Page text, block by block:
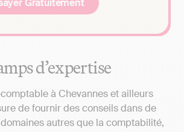
d’expertise
à Chevannes et ailleurs
de fournir des conseils dans de
autres que la comptabilité,